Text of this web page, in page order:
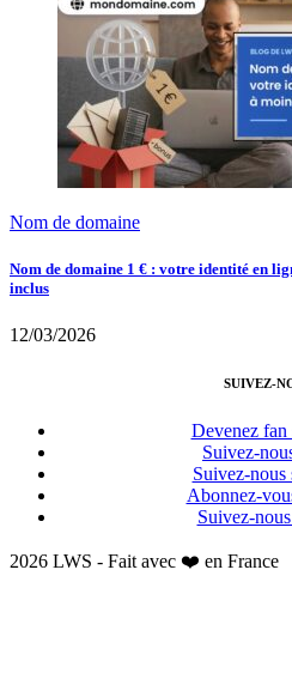
Nom de domaine
Nom de domaine 1 € : votre identité en
inclus
12/03/2026
SUIVEZ-
Devenez fan
Suivez-
Suivez-nous
Abonnez-
Suivez-
2026 LWS - Fait avec ❤️ en France